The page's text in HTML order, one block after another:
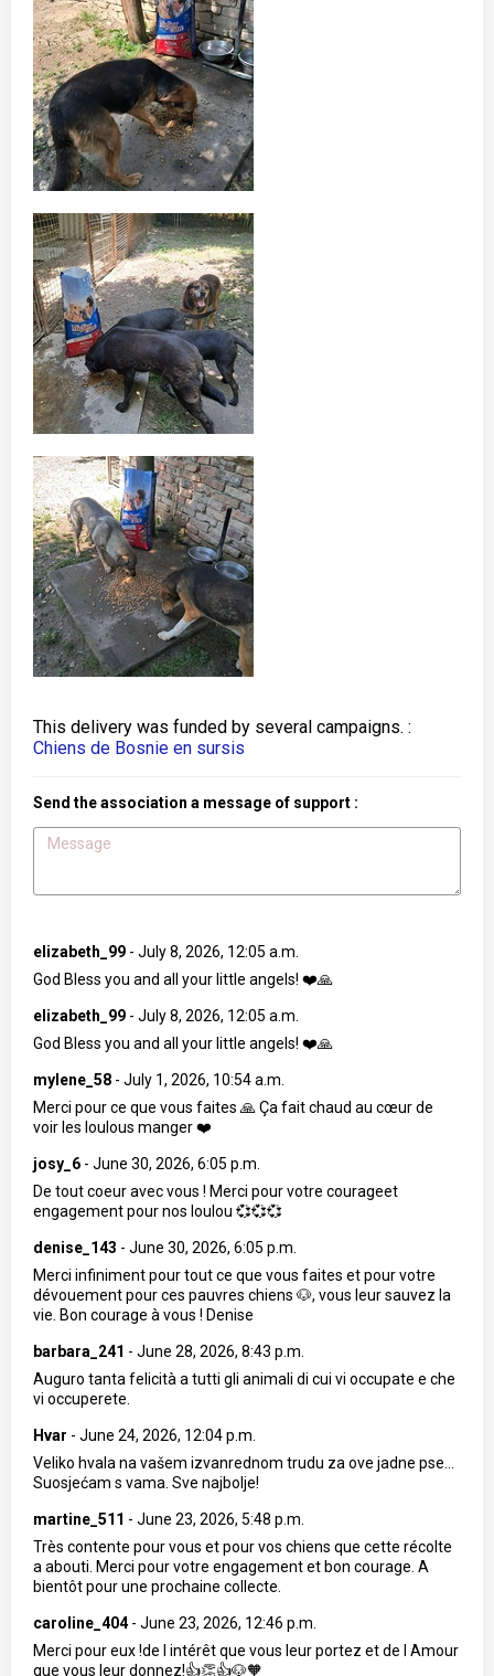
This delivery was funded by several campaigns. :
Chiens de Bosnie en sursis
Send the association a message of support :
elizabeth_99 - July 8, 2026, 12:05 a.m.
God Bless you and all your little angels! ❤️🙏
elizabeth_99 - July 8, 2026, 12:05 a.m.
God Bless you and all your little angels! ❤️🙏
mylene_58 - July 1, 2026, 10:54 a.m.
Merci pour ce que vous faites 🙏 Ça fait chaud au cœur de
voir les loulous manger ❤️
josy_6 - June 30, 2026, 6:05 p.m.
De tout coeur avec vous ! Merci pour votre courageet
engagement pour nos loulou 💞💞💞
denise_143 - June 30, 2026, 6:05 p.m.
Merci infiniment pour tout ce que vous faites et pour votre
dévouement pour ces pauvres chiens 🐶, vous leur sauvez la
vie. Bon courage à vous ! Denise
barbara_241 - June 28, 2026, 8:43 p.m.
Auguro tanta felicità a tutti gli animali di cui vi occupate e che
vi occuperete.
Hvar - June 24, 2026, 12:04 p.m.
Veliko hvala na vašem izvanrednom trudu za ove jadne pse...
Suosjećam s vama. Sve najbolje!
martine_511 - June 23, 2026, 5:48 p.m.
Très contente pour vous et pour vos chiens que cette récolte
a abouti. Merci pour votre engagement et bon courage. A
bientôt pour une prochaine collecte.
caroline_404- June 23, 2026, 12:46 p.m.
Merci pour eux !de l intérêt que vous leur portez et de l Amour
que vous leur donnez!👍👏👍🐶🧡